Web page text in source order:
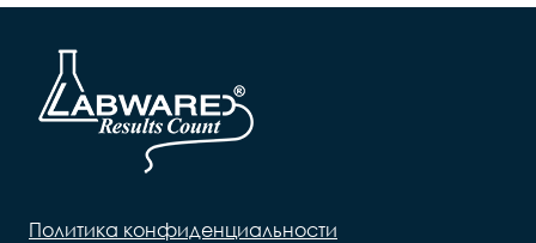
Политика конфиденциальности